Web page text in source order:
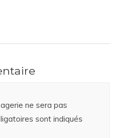
ne sera pas
sont indiqués